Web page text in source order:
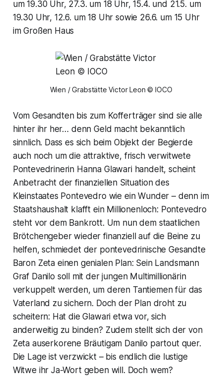
um 19.30 Uhr, 27.3. um 18 Uhr, 15.4. und 21.5. um
19.30 Uhr, 12.6. um 18 Uhr sowie 26.6. um 15 Uhr
im Großen Haus
Wien / Grabstätte Victor Leon © IOCO
Vom Gesandten bis zum Kofferträger sind sie alle
hinter ihr her… denn Geld macht bekanntlich
sinnlich. Dass es sich beim Objekt der Begierde
auch noch um die attraktive, frisch verwitwete
Pontevedrinerin Hanna Glawarihandelt, scheint
Anbetracht der finanziellen Situation des
Kleinstaates Pontevedro wie ein Wunder – denn im
Staatshaushalt klafft ein Millionenloch: Pontevedro
steht vor dem Bankrott. Um nun dem staatlichen
Brötchengeber wieder finanziell auf die Beine zu
helfen, schmiedet der pontevedrinische Gesandte
Baron Zeta einen genialen Plan: Sein Landsmann
Graf Danilo soll mit der jungen Multimillionärin
verkuppelt werden, um deren Tantiemen für das
Vaterland zu sichern. Doch der Plan droht zu
scheitern: Hat dieGlawari etwa vor, sich
anderweitig zu binden? Zudem stellt sich der von
Zeta auserkorene Bräutigam Danilo partout quer.
Die Lage ist verzwickt – bis endlich die lustige
Witwe ihr Ja-Wort geben will. Doch wem?